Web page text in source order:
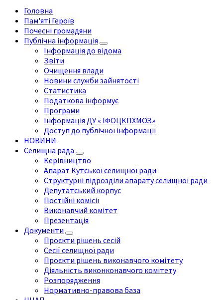
Головна
Пам'яті Героїв
Почесні громадяни
Публічна інформація
Інформація до відома
Звіти
Очищення влади
Новини служби зайнятості
Статистика
Податкова інформує
Програми
Інформація ДУ « ІФОЦКПХМОЗ»
Доступ до публічної інформації
НОВИНИ
Селищна рада
Керівництво
Апарат Кутської селищної ради
Структурні підрозділи апарату селищної ради
Депутатський корпус
Постійні комісії
Виконавчий комітет
Презентація
Документи
Проєкти рішень сесій
Сесії селищної ради
Проєкти рішень виконавчого комітету
Діяльність виконконавчого комітету
Розпорядження
Нормативно-правова база